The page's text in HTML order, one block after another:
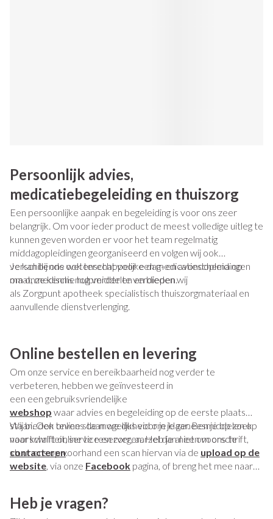
Persoonlijk advies,
medicatiebegeleiding en thuiszorg
Een persoonlijke aanpak en begeleiding is voor ons zeer
belangrijk. Om voor ieder product de meest volledige uitleg te
kunnen geven worden er voor het team regelmatig
middagopleidingen georganiseerd en volgen wij ook
verschillende wetenschappelijke dag- en avondopleidingen
om onze kennis nog verder te verdiepen.
Je kan bij ons ook terecht voor een medicatieschema op
maat, medische hulpmiddelen en bieden wij
als Zorgpunt apotheek specialistisch thuiszorgmateriaal en
aanvullende dienstverlenging.
Online bestellen en levering
Om onze service en bereikbaarheid nog verder te
verbeteren, hebben we geïnvesteerd in
een een gebruiksvriendelijke
webshop waar advies en begeleiding op de eerste plaats
staan. Ook online staan we dus voor je klaar. Ben je op zoek
naar kwaliteit, service en zorg, aarzel dan niet om ons te
contacteren.
Wij bieden tevens de mogelijkheid om je geneesmiddelen op
voorschrift online te reserveren. Heb je al een voorschrift,
stuur ons op voorhand een scan hiervan via de upload op de
website , via onze Facebook pagina, of breng het mee naar
gewoon een product laten reserveren, dan kan je dat ook
Heb je vragen?